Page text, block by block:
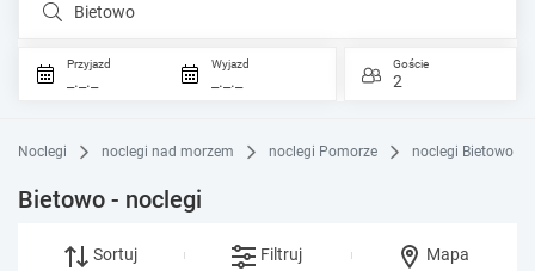
Bietowo
Przyjazd
_._._
Wyjazd
_._._
Goście
2
Noclegi noclegi nad morzem noclegi Pomorze noclegi Bietowo
Bietowo - noclegi
Sortuj Filtruj Mapa